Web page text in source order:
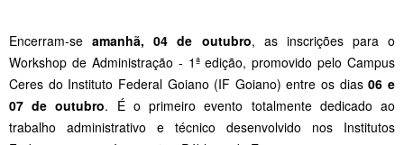
Encerram-seamanhã, 04 de outubro, as inscrições para o
Workshop de Administração - 1ª edição, promovido pelo Campus
Ceres do Instituto Federal Goiano (IF Goiano) entre os dias06 e
07 de outubro. É o primeiro evento totalmente dedicado ao
trabalho administrativo e técnico desenvolvido nos Institutos